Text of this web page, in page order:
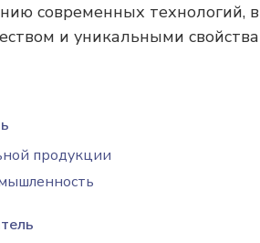
современных технологий,
и уникальными
продукции